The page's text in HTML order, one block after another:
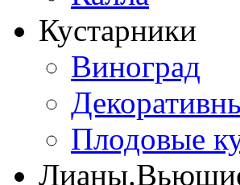
Кустарники
Виноград
Плодовые